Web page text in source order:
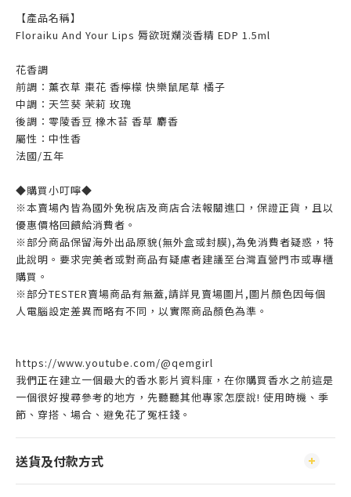
【產品名稱】
Floraiku And Your Lips 脣欲斑斕淡香精 EDP 1.5ml
花香調
前調：薰衣草 棗花 香檸檬 快樂鼠尾草 橘子
中調：天竺葵 茉莉 玫瑰
後調：零陵香豆 橡木苔 香草 麝香
屬性：中性香
法國/五年
◆購買小叮嚀◆
※本賣場內皆為國外免稅店及商店合法報關進口，保證正貨，且以
優惠價格回饋給消費者。
※部分商品保留海外出品原貌(無外盒或封膜),為免消費者疑惑，特
此說明。要求完美者或對商品有疑慮者建議至台灣直營門市或專櫃
購買。
※部分TESTER賣場商品有無蓋,請詳見賣場圖片,圖片顏色因每個
人電腦設定差異而略有不同，以實際商品顏色為準。
https://www.youtube.com/@qemgirl
我們正在建立一個最大的香水影片資料庫，在你購買香水之前這是
一個很好搜尋參考的地方，先聽聽其他專家怎麼說! 使用時機、季
節、穿搭、場合、避免花了冤枉錢。
送貨及付款方式